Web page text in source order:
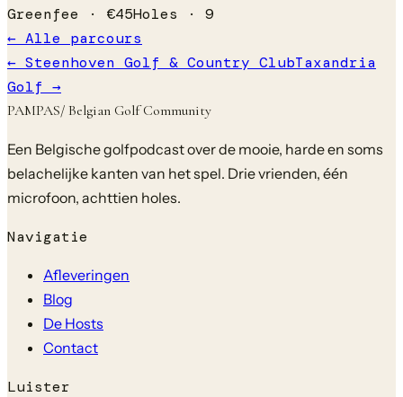
Greenfee · €45Holes · 9
← Alle parcours
← Steenhoven Golf & Country ClubTaxandria
Golf →
PAMPAS/ Belgian Golf Community
Een Belgische golfpodcast over de mooie, harde en soms
belachelijke kanten van het spel. Drie vrienden, één
microfoon, achttien holes.
Navigatie
Afleveringen
Blog
De Hosts
Contact
Luister